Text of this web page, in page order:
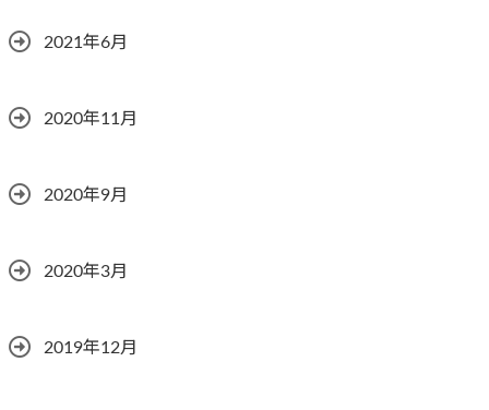
2021年6月
2020年11月
2020年9月
2020年3月
2019年12月